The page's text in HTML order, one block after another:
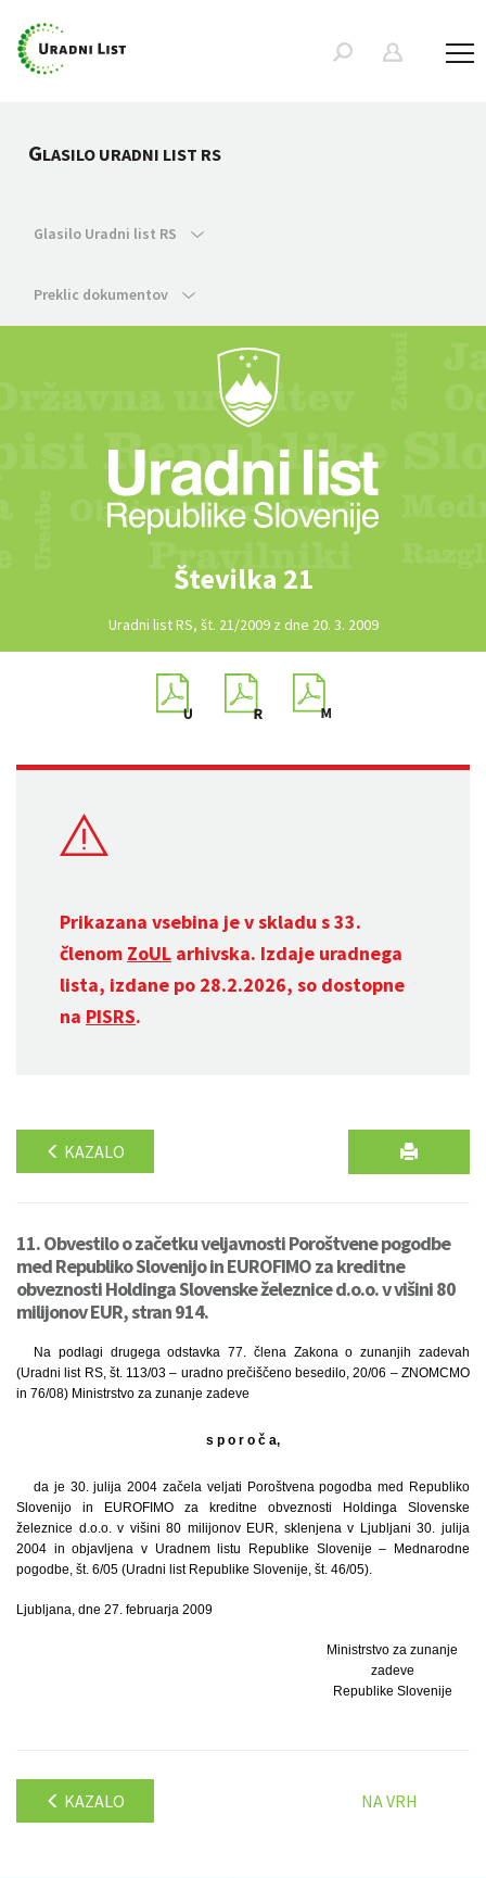
GLASILO URADNI LIST RS
Glasilo Uradni list RS
Preklic dokumentov
Številka 21
Uradni list RS, št. 21/2009 z dne 20. 3. 2009
Prikazana vsebina je v skladu s 33.
členom ZoUL arhivska. Izdaje uradnega
lista, izdane po 28.2.2026, so dostopne
na PISRS.
KAZALO
11. Obvestilo o začetku veljavnosti Poroštvene pogodbe
med Republiko Slovenijo in EUROFIMO za kreditne
obveznosti Holdinga Slovenske železnice d.o.o. v višini 80
milijonov EUR, stran 914.
Na podlagi drugega odstavka 77. člena Zakona o zunanjih zadevah
(Uradni list RS, št. 113/03 – uradno prečiščeno besedilo, 20/06 – ZNOMCMO
in 76/08) Ministrstvo za zunanje zadeve
s p o r o č a,
da je 30. julija 2004 začela veljati Poroštvena pogodba med Republiko
Slovenijo in EUROFIMO za kreditne obveznosti Holdinga Slovenske
železnice d.o.o. v višini 80 milijonov EUR, sklenjena v Ljubljani 30. julija
2004 in objavljena v Uradnem listu Republike Slovenije – Mednarodne
pogodbe, št. 6/05 (Uradni list Republike Slovenije, št. 46/05).
Ljubljana, dne 27. februarja 2009
Ministrstvo za zunanje
zadeve
Republike Slovenije
KAZALO NA VRH